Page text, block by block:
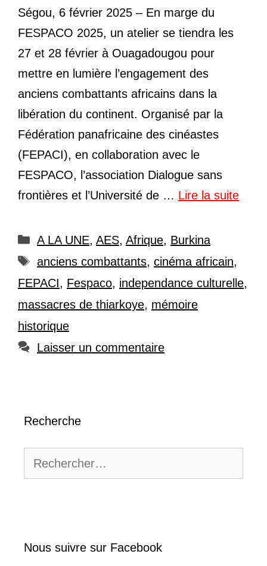
Ségou, 6 février 2025 – En marge du
FESPACO 2025, un atelier se tiendra les
27 et 28 février à Ouagadougou pour
mettre en lumière l’engagement des
anciens combattants africains dans la
libération du continent. Organisé par la
Fédération panafricaine des cinéastes
(FEPACI), en collaboration avec le
FESPACO, l’association Dialogue sans
frontières et l’Université de … Lire la suite
Catégories
A LA UNE, AES, Afrique, Burkina
Étiquettes
anciens combattants, cinéma africain,
FEPACI, Fespaco, independance culturelle,
massacres de thiarkoye, mémoire
historique
Laisser un commentaire
Recherche
Nous suivre sur Facebook